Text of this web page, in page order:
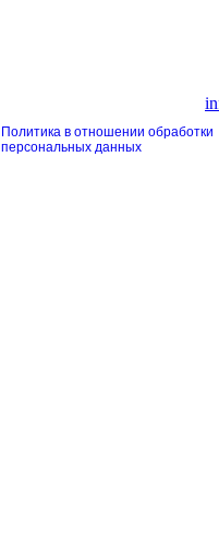
Политика в отношении обработки
персональных данных